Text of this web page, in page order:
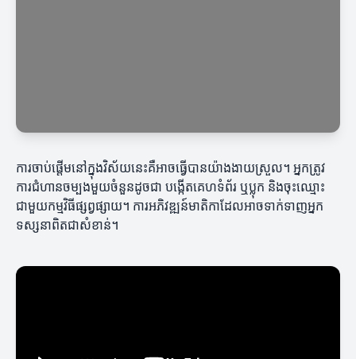
ការចាប់ផ្តើមនៅក្នុងវិស័យនេះគឺអាចធ្វើបានយ៉ាងងាយស្រួល។ អ្នកត្រូវ
ការជំហានចម្បងមួយចំនួនដូចជា បង្កើតគេហទំព័រ ឬប្លុក និងចុះឈ្មោះ
ជាមួយកម្មវិធីផ្សព្វផ្សាយ។ ការអភិវឌ្ឍន៍មាតិកាដែលអាចទាក់ទាញអ្នក
ទស្សនាពិតជាសំខាន់។